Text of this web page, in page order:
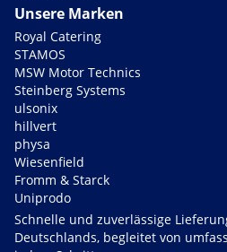
Unsere Marken
Royal Catering
STAMOS
MSW Motor Technics
Steinberg Systems
ulsonix
hillvert
physa
Wiesenfield
Fromm & Starck
Uniprodo
Schnelle und zuverlässige
Deutschlands, begleitet von